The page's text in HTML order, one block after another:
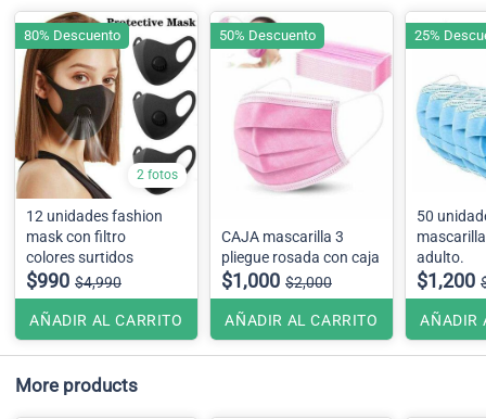
2 fotos
12 unidades fashion
mask con filtro
colores surtidos
$990 $4,990
AÑADIR AL CARRITO
80% Descuento
CAJA mascarilla 3
pliegue rosada con caja
$1,000 $2,000
AÑADIR AL CARRITO
50% Descuento
50
adulto.
$1,200
AÑADIR
25%
More products